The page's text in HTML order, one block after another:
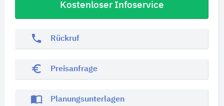
Kostenloser Infoservice
phone Rückruf
euro_symbol Preisanfrage
import_contacts Planungsunterlagen